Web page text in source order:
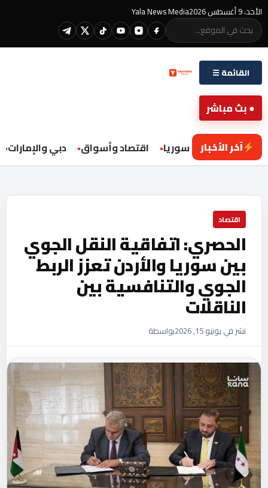
الأحد، 9 أغسطس 2026 Yala News Media
القائمة ☰
● بث مباشر
آخر الأخبار
محليات سوريا اقتصاد وأسواق دبي والإمارات
اقتصاد
الحصري: اتفاقية النقل الجوي
بين سوريا والأردن تعزز الربط
الجوي والتنافسية بين
الناقلات
نشر في يونيو 15, 2026 بواسطة